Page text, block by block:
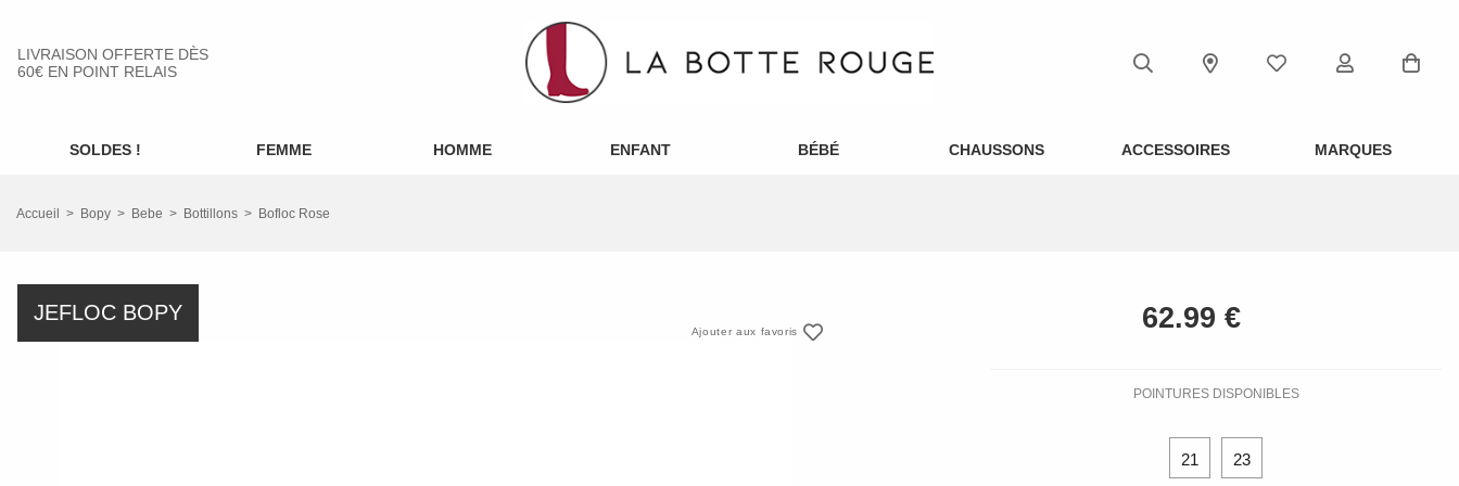
LIVRAISON OFFERTE DÈS
60€ EN POINT RELAIS
SOLDES ! FEMME HOMME ENFANT BÉBÉ CHAUSSONS ACCESSOIRES MARQUES
Accueil Bopy Bebe Bottillons Bofloc Rose
JEFLOC BOPY
Ajouter aux favoris
POINTURES DISPONIBLES
21 23